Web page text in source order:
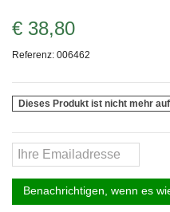
€ 38,80
Referenz: 006462
Dieses Produkt ist nicht mehr
Benachrichtigen, wenn es